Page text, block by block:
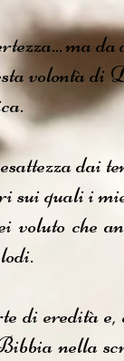
ma
volontà di
sui quali i
che
eredità e,
nella